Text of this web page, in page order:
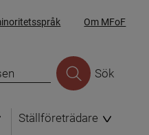
Om MFoF
Sök
Ställföreträdare